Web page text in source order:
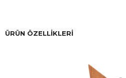
ÜRÜN ÖZELLIKLERI